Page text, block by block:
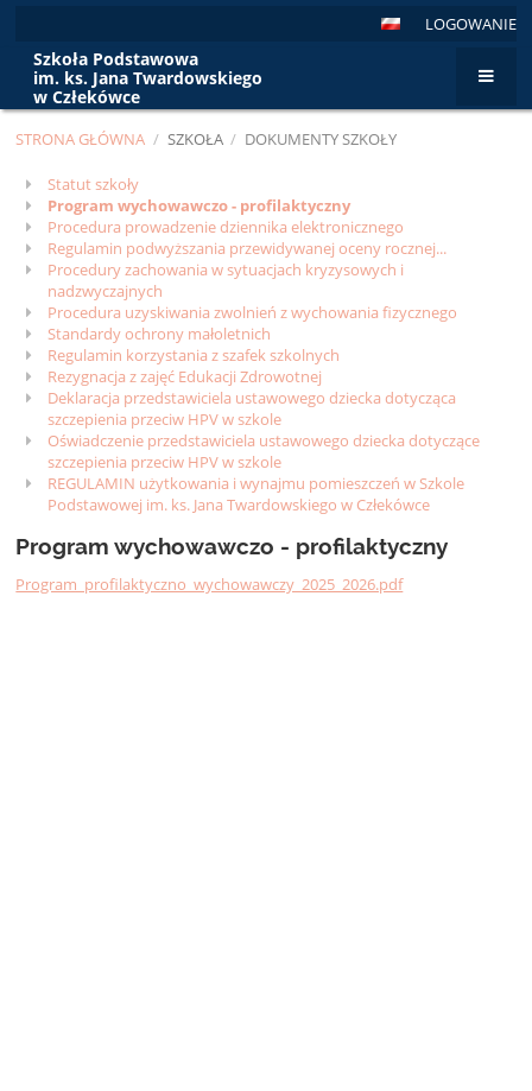
LOGOWANIE
Szkoła Podstawowa
im. ks. Jana Twardowskiego
w Człekówce
STRONA GŁÓWNA / SZKOŁA / DOKUMENTY SZKOŁY
Dokumenty
szkoły
Statut szkoły
Program wychowawczo - profilaktyczny
Procedura prowadzenie dziennika elektronicznego
Regulamin podwyższania przewidywanej oceny rocznej...
Procedury zachowania w sytuacjach kryzysowych i
nadzwyczajnych
Procedura uzyskiwania zwolnień z wychowania fizycznego
Standardy ochrony małoletnich
Regulamin korzystania z szafek szkolnych
Rezygnacja z zajęć Edukacji Zdrowotnej
Deklaracja przedstawiciela ustawowego dziecka dotycząca
szczepienia przeciw HPV w szkole
Oświadczenie przedstawiciela ustawowego dziecka dotyczące
szczepienia przeciw HPV w szkole
REGULAMIN użytkowania i wynajmu pomieszczeń w Szkole
Podstawowej im. ks. Jana Twardowskiego w Człekówce
Program wychowawczo - profilaktyczny
Program_profilaktyczno_wychowawczy_2025_2026.pdf